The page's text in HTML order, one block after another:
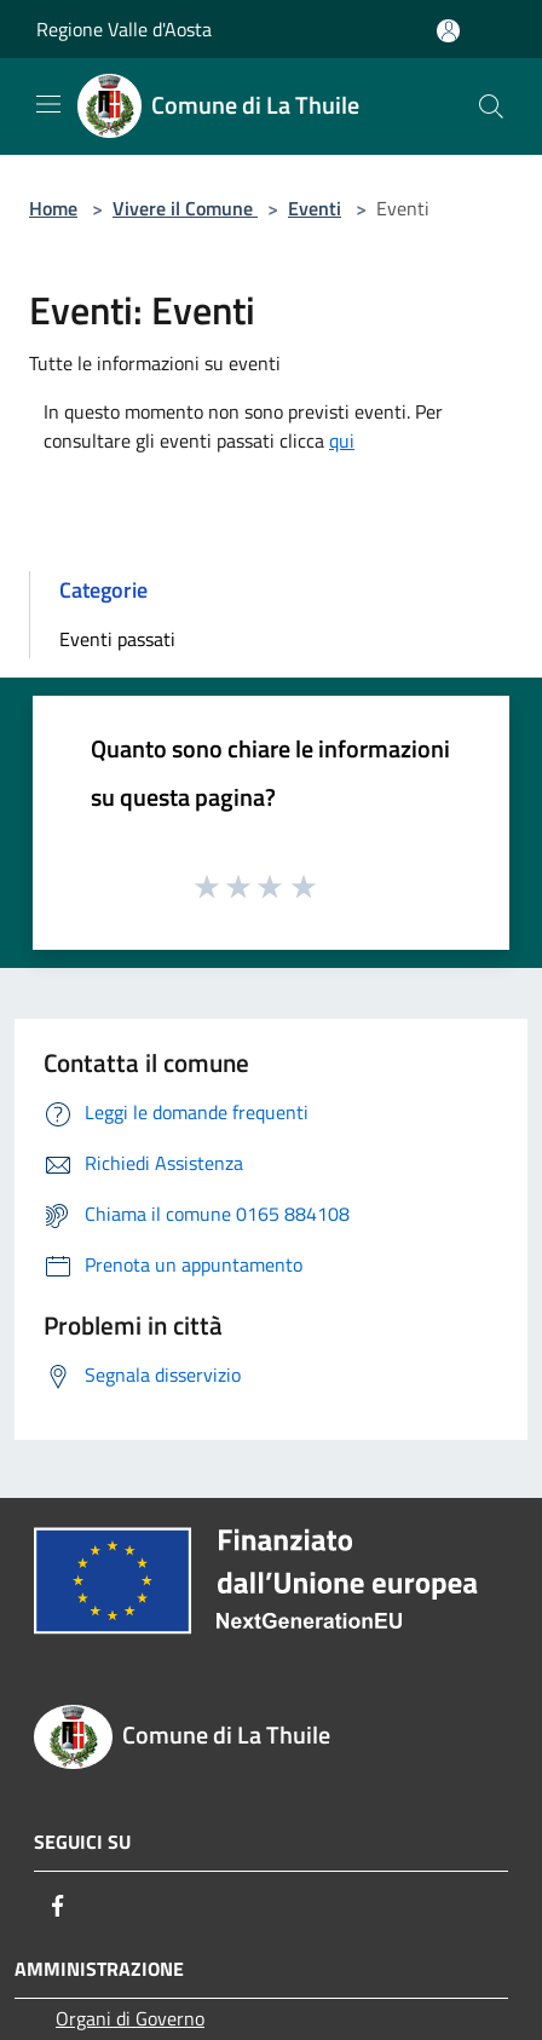
Regione Valle d'Aosta
Comune di La Thuile
Home > Vivere il Comune > Eventi > Eventi
Eventi: Eventi
Tutte le informazioni su eventi
In questo momento non sono previsti eventi. Per
consultare gli eventi passati cliccaqui
Categorie
Eventi passati
Quanto sono chiare le informazioni
su questa pagina?
Contatta il comune
Leggi le domande frequenti
Richiedi Assistenza
Chiama il comune 0165 884108
Prenota un appuntamento
Problemi in città
Segnala disservizio
Comune di La Thuile
SEGUICI SU
AMMINISTRAZIONE
Organi di Governo